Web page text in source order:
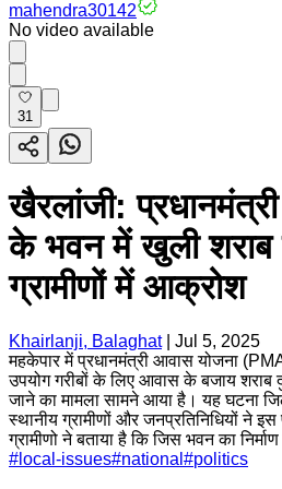
mahendra30142
No video available
31
खैरलांजी:
के भवन में खुली शराब
ग्रामीणों में आक्रोश
Khairlanji, Balaghat| Jul 5, 2025
महकेपार में प्रधानमंत्री आवास योजना
उपयोग गरीबों के लिए आवास के बजाय
जाने का मामला सामने आया है। यह घटना
स्थानीय ग्रामीणों और जनप्रतिनिधियों ने इस
ग्रामीणो ने बताया है कि जिस भवन का
# local-issues#national #politics